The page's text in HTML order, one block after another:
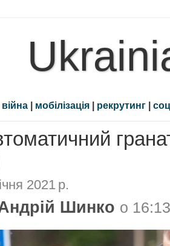
війна | мобілізація | рекрутинг |
2021 р.
Шинко о 16:13